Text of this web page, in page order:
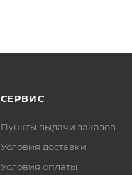
СЕРВИС
Пункты выдачи заказов
Условия доставки
Условия оплаты